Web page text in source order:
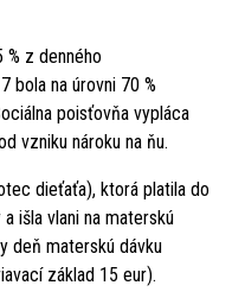
z denného
bola na úrovni 70 %
poisťovňa vypláca
vzniku nároku na ňu.
dieťaťa), ktorá platila do
išla vlani na materskú
deň materskú dávku
základ 15 eur).